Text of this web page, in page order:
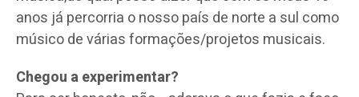
anos já percorria o nosso país de norte a sul como
músico de várias formações/projetos musicais.
Chegou a experimentar?